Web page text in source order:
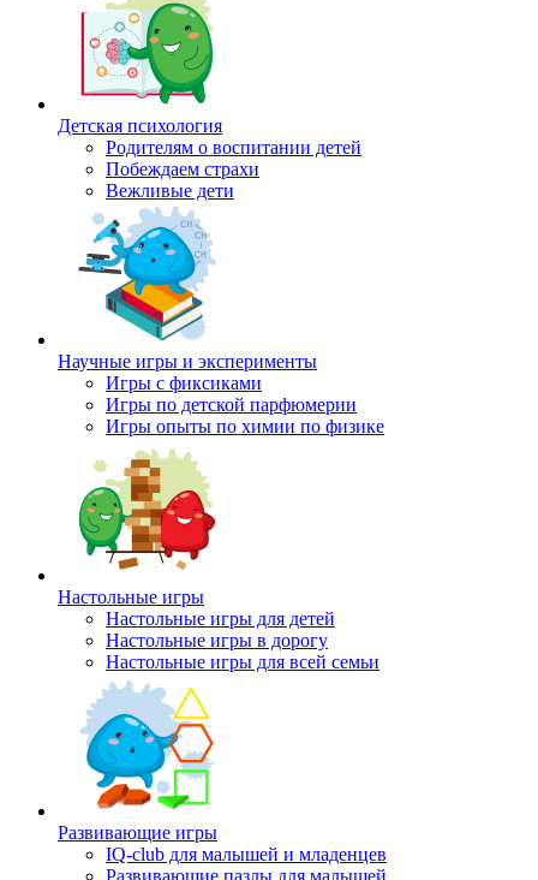
Детская психология
Родителям о воспитании детей
Побеждаем страхи
Вежливые дети
Научные игры и эксперименты
Игры с фиксиками
Игры по детской парфюмерии
Игры опыты по химии по физике
Настольные игры
Настольные игры для детей
Настольные игры в дорогу
Настольные игры для всей семьи
Развивающие игры
IQ-club для малышей и младенцев
Развивающие пазлы для малышей